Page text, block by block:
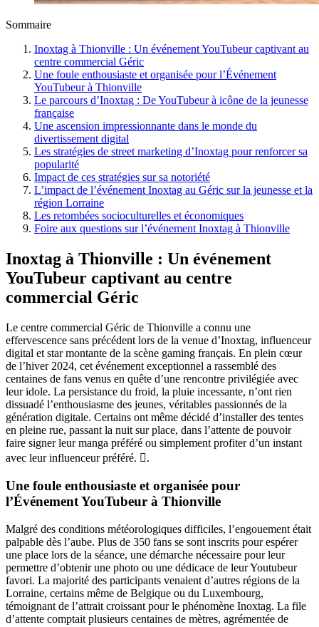
Sommaire
Inoxtag à Thionville : Un événement YouTubeur captivant au
centre commercial Géric
Une foule enthousiaste et organisée pour l’Événement
YouTubeur à Thionville
Le parcours d’Inoxtag : De YouTubeur à icône de la jeunesse
française
Une ascension impressionnante dans le monde du
divertissement digital
Les stratégies de street marketing d’Inoxtag pour renforcer sa
popularité
Impact de ces stratégies sur sa notoriété
L’impact de l’événement Inoxtag au Géric sur la jeunesse et la
région Lorraine
Les retombées socioculturelles et économiques
Foire aux questions sur l’événement Inoxtag à Thionville
Inoxtag à Thionville : Un événement
YouTubeur captivant au centre
commercial Géric
Le centre commercial Géric de Thionville a connu une
effervescence sans précédent lors de la venue d’Inoxtag, influenceur
digital et star montante de la scène gaming français. En plein cœur
de l’hiver 2024, cet événement exceptionnel a rassemblé des
centaines de fans venus en quête d’une rencontre privilégiée avec
leur idole. La persistance du froid, la pluie incessante, n’ont rien
dissuadé l’enthousiasme des jeunes, véritables passionnés de la
génération digitale. Certains ont même décidé d’installer des tentes
en pleine rue, passant la nuit sur place, dans l’attente de pouvoir
faire signer leur manga préféré ou simplement profiter d’un instant
avec leur influenceur préféré. .
Une foule enthousiaste et organisée pour
l’Événement YouTubeur à Thionville
Malgré des conditions météorologiques difficiles, l’engouement était
palpable dès l’aube. Plus de 350 fans se sont inscrits pour espérer
une place lors de la séance, une démarche nécessaire pour leur
permettre d’obtenir une photo ou une dédicace de leur Youtubeur
favori. La majorité des participants venaient d’autres régions de la
Lorraine, certains même de Belgique ou du Luxembourg,
témoignant de l’attrait croissant pour le phénomène Inoxtag. La file
d’attente comptait plusieurs centaines de mètres, agrémentée de